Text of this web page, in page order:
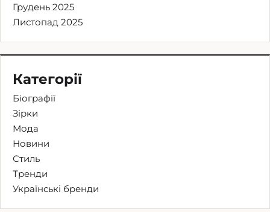
Грудень 2025
Листопад 2025
Категорії
Біографії
Зірки
Мода
Новини
Стиль
Тренди
Українські бренди